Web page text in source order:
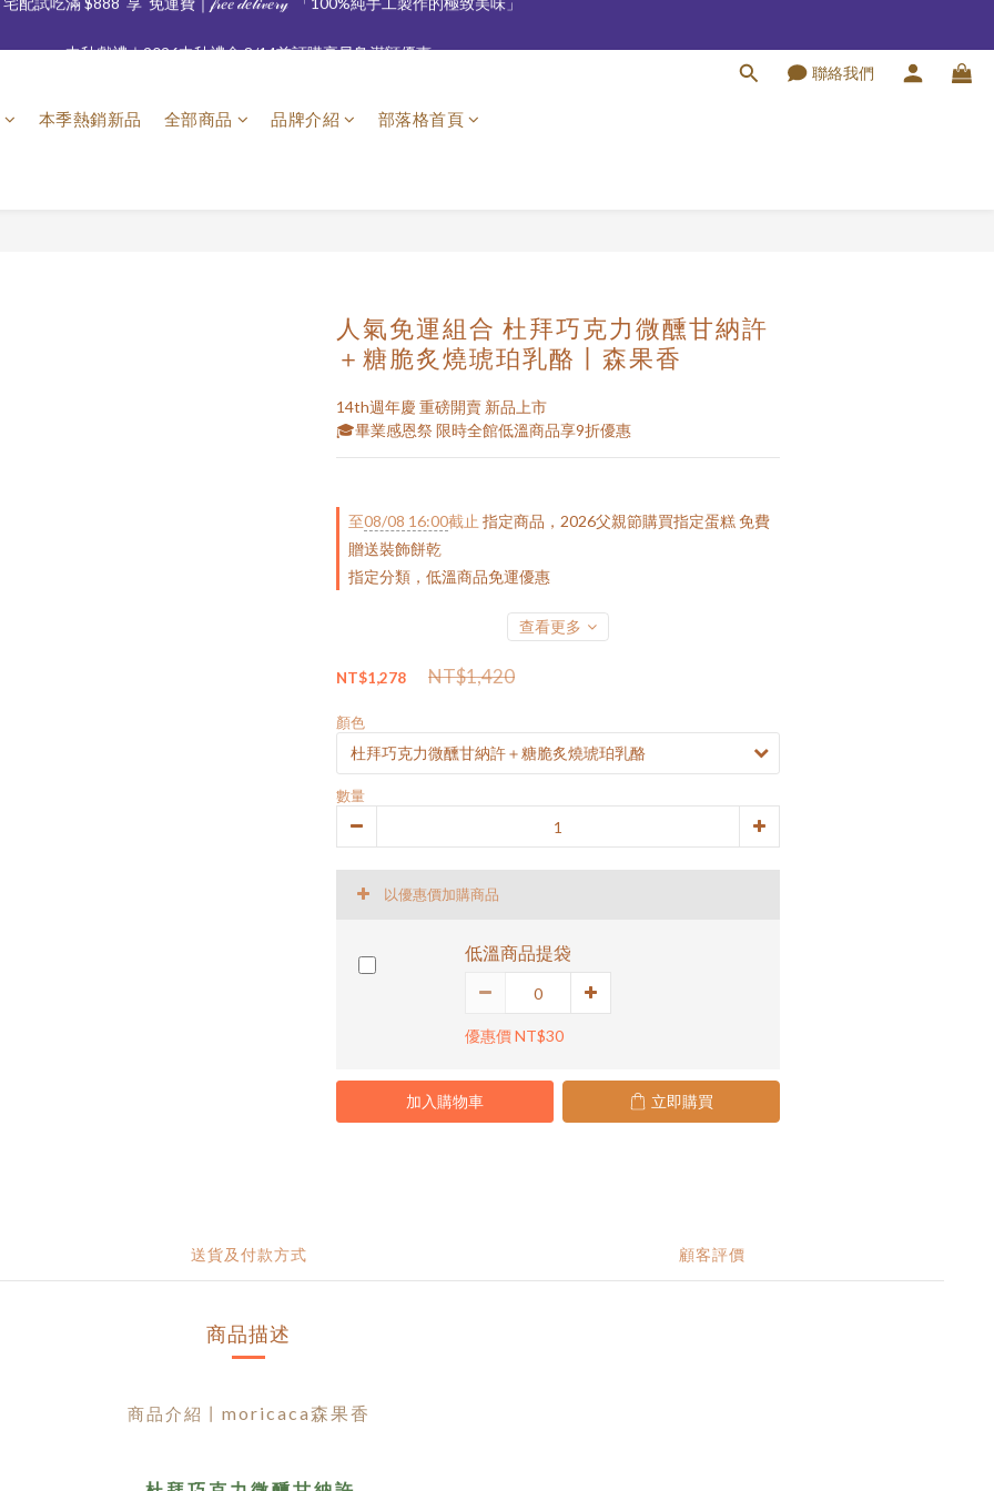
配試吃滿 $888  享  免運費｜𝒻𝓇𝑒𝑒 𝒹𝑒𝓁𝒾𝓋𝑒𝓇𝓎⁣ ⁣⁣⁣ 「100%純手工製作的極致美味」⁣⁣⁣
聯絡我們
本季熱銷新品 全部商品 品牌介紹 部落格首頁
人氣免運組合 杜拜巧克力微醺甘納許
＋糖脆炙燒琥珀乳酪丨森果香
14th週年慶 重磅開賣 新品上市
🎓畢業感恩祭 限時全館低溫商品享9折優惠
至08/08 16:00截止 指定商品，2026父親節購買指定蛋糕 免費
贈送裝飾餅乾
指定分類，低溫商品免運優惠
查看更多
NT$1,420
NT$1,278
顏色
數量
以優惠價加購商品
低溫商品提袋
優惠價 NT$30
加入購物車 立即購買
送貨及付款方式 顧客評價
商品描述
商品介紹丨 moricaca森果香